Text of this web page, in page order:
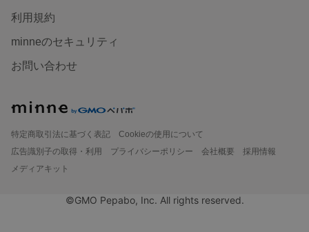
利用規約
minneのセキュリティ
お問い合わせ
特定商取引法に基づく表記
Cookieの使用について
広告識別子の取得・利用
プライバシーポリシー 会社概要
採用情報
メディアキット
©GMO Pepabo, Inc. All rights reserved.